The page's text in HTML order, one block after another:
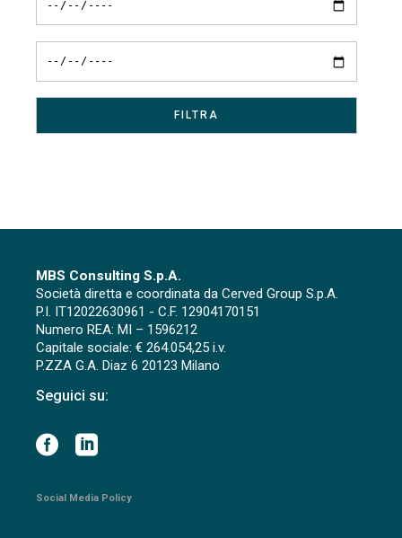
MBS Consulting S.p.A.
Società diretta e coordinata da Cerved Group S.p.A.
P.I. IT12022630961 - C.F. 12904170151
Numero REA: MI – 1596212
Capitale sociale: € 264.054,25 i.v.
P.ZZA G.A. Diaz 6 20123 Milano
Seguici su:
Social Media Policy